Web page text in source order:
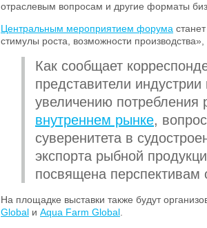
отраслевым вопросам и другие форматы
Центральным мероприятием форума
стимулы роста, возможности
Как сообщает
представители
увеличению потребления
внутреннем рынке,
суверенитета в
экспорта рыбной
посвящена перспективам
На площадке выставки также будут
Global и Aqua Farm Global